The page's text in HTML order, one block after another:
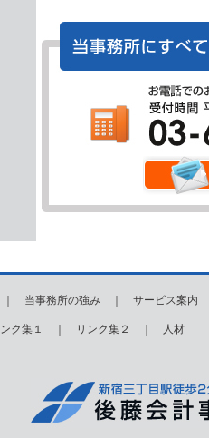
当事務所の強み サービス案内
ク集１ リンク集２ 人材